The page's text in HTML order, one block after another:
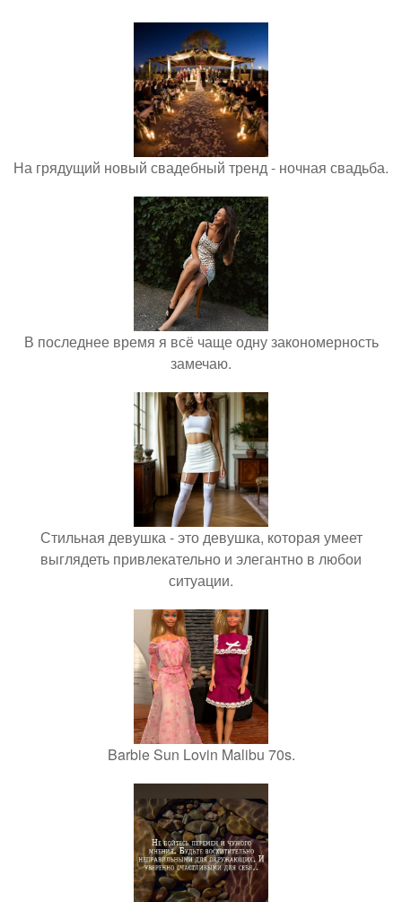
На грядущий новый свадебный тренд - ночная свадьба.
В последнее время я всё чаще одну закономерность
замечаю.
Стильная девушка - это девушка, которая умеет
выглядеть привлекательно и элегантно в любои
ситуации.
Barbie Sun Lovin Malibu 70s.